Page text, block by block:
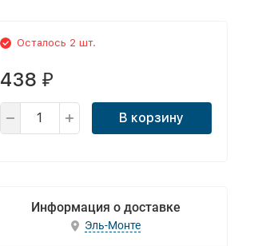
Осталось 2 шт.
438 ₽
В корзину
Информация о доставке
Эль-Монте